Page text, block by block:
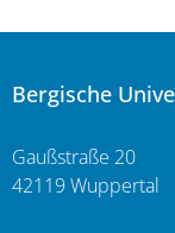
Bergische
Gaußstraße 20
42119 Wuppertal